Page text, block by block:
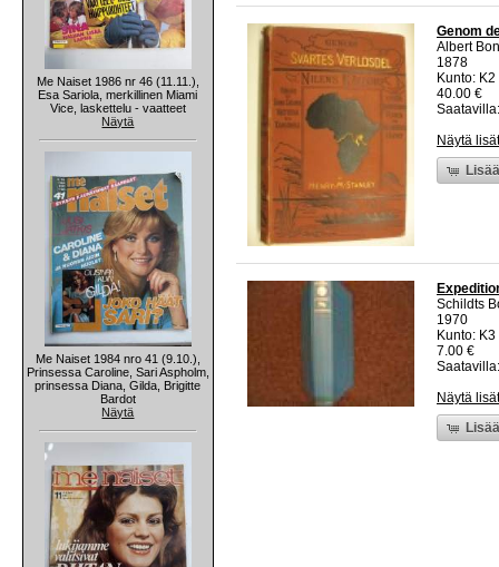
Me Naiset 1986 nr 46 (11.11.),
Esa Sariola, merkillinen Miami
Vice, laskettelu - vaatteet
Näytä
Me Naiset 1984 nro 41 (9.10.),
Prinsessa Caroline, Sari Aspholm,
prinsessa Diana, Gilda, Brigitte
Bardot
Näytä
Genom
Albert
1878
Kunto:
40.00 €
Näytä
Schildts
1970
Kunto:
7.00 €
Näytä